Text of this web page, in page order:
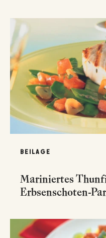
BEILAGE
Mariniertes
Erbsenschoten-